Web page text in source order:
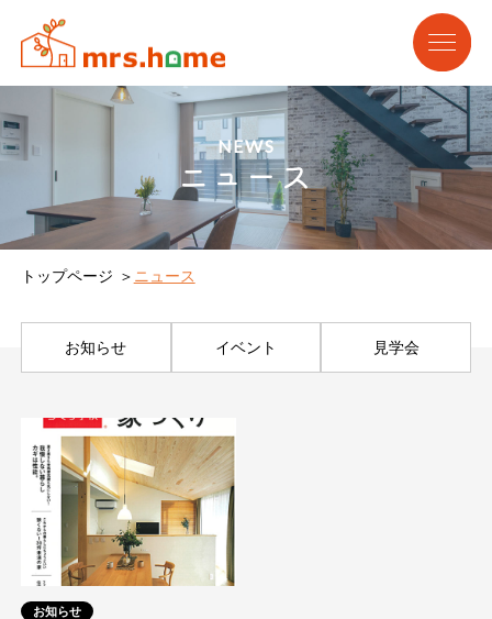
NEWS
ニュース
トップページ ニュース
お知らせ イベント 見学会
お知らせ